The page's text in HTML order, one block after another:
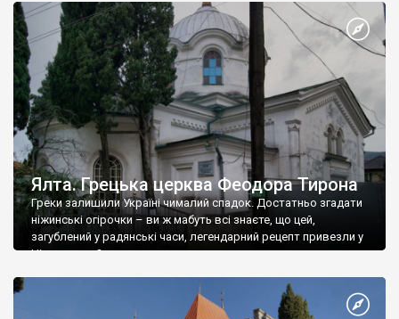
Ялта. Грецька церква Феодора Тирона
Греки залишили Україні чималий спадок. Достатньо згадати
ніжинські огірочки – ви ж мабуть всі знаєте, що цей,
загублений у радянські часи, легендарний рецепт привезли у
Ніжин греки?